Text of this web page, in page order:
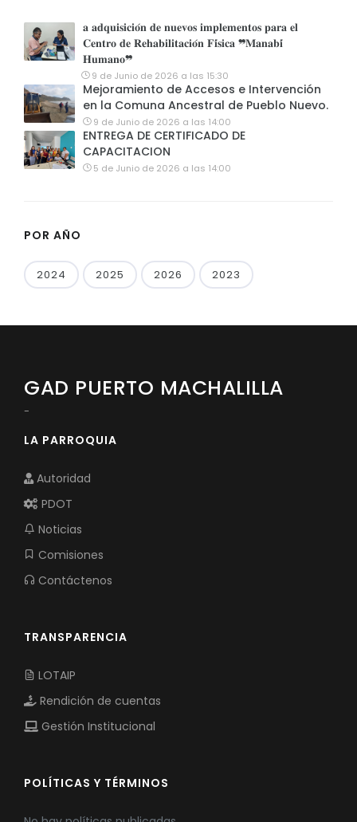
𝐚 𝐚𝐝𝐪𝐮𝐢𝐬𝐢𝐜𝐢𝐨́𝐧 𝐝𝐞 𝐧𝐮𝐞𝐯𝐨𝐬 𝐢𝐦𝐩𝐥𝐞𝐦𝐞𝐧𝐭𝐨𝐬 𝐩𝐚𝐫𝐚 𝐞𝐥
𝐂𝐞𝐧𝐭𝐫𝐨 𝐝𝐞 𝐑𝐞𝐡𝐚𝐛𝐢𝐥𝐢𝐭𝐚𝐜𝐢𝐨́𝐧 𝐅𝐢́𝐬𝐢𝐜𝐚 ❞𝐌𝐚𝐧𝐚𝐛𝐢́
𝐇𝐮𝐦𝐚𝐧𝐨❞
9 de Junio de 2026 a las 15:30
Mejoramiento de Accesos e Intervención
en la Comuna Ancestral de Pueblo Nuevo.
9 de Junio de 2026 a las 14:00
ENTREGA DE CERTIFICADO DE
CAPACITACION
5 de Junio de 2026 a las 14:00
POR AÑO
2024 2025 2026 2023
GAD PUERTO MACHALILLA
-
LA PARROQUIA
Autoridad
PDOT
Noticias
Comisiones
Contáctenos
TRANSPARENCIA
LOTAIP
Rendición de cuentas
Gestión Institucional
POLÍTICAS Y TÉRMINOS